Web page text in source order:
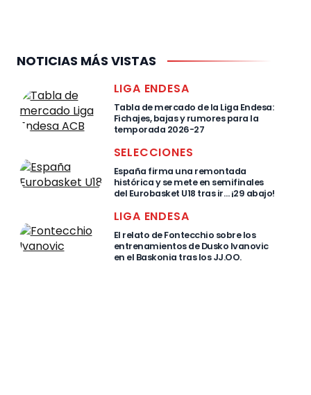
NOTICIAS MÁS VISTAS
LIGA ENDESA
Tabla de mercado de la Liga Endesa:
Fichajes, bajas y rumores para la
temporada 2026-27
SELECCIONES
España firma una remontada
histórica y se mete en semifinales
del Eurobasket U18 tras ir… ¡29 abajo!
LIGA ENDESA
El relato de Fontecchio sobre los
entrenamientos de Dusko Ivanovic
en el Baskonia tras los JJ.OO.